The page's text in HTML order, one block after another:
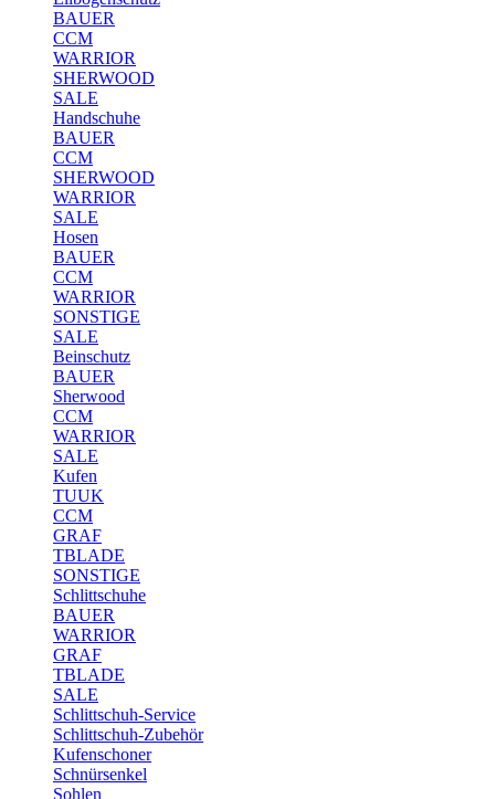
BAUER
CCM
WARRIOR
SHERWOOD
SALE
Handschuhe
BAUER
CCM
SHERWOOD
WARRIOR
SALE
Hosen
BAUER
CCM
WARRIOR
SONSTIGE
SALE
Beinschutz
BAUER
Sherwood
CCM
WARRIOR
SALE
Kufen
TUUK
CCM
GRAF
TBLADE
SONSTIGE
Schlittschuhe
BAUER
WARRIOR
GRAF
TBLADE
SALE
Schlittschuh-Service
Schlittschuh-Zubehör
Kufenschoner
Schnürsenkel
Sohlen